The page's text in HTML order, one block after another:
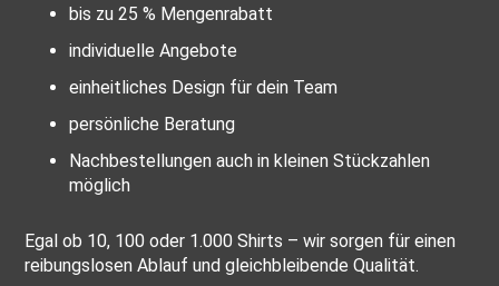
bis zu 25 % Mengenrabatt
individuelle Angebote
einheitliches Design für dein Team
persönliche Beratung
Nachbestellungen auch in kleinen Stückzahlen
möglich
Egal ob 10, 100 oder 1.000 Shirts – wir sorgen für einen
reibungslosen Ablauf und gleichbleibende Qualität.